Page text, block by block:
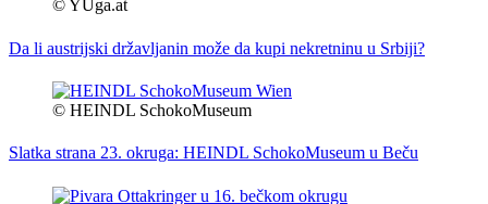
© YUga.at
Da li austrijski državljanin može da kupi nekretninu u Srbiji?
© HEINDL SchokoMuseum
Slatka strana 23. okruga: HEINDL SchokoMuseum u Beču